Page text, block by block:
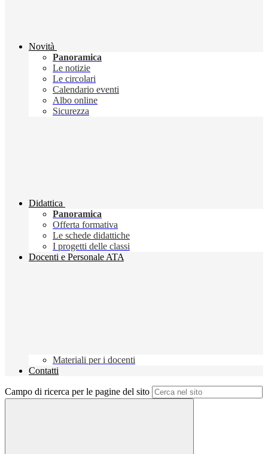
Novità
Panoramica
Le notizie
Le circolari
Calendario eventi
Albo online
Sicurezza
Didattica
Panoramica
Offerta formativa
Le schede didattiche
I progetti delle classi
Docenti e Personale ATA
Materiali per i docenti
Contatti
Campo di ricerca per le pagine del sito